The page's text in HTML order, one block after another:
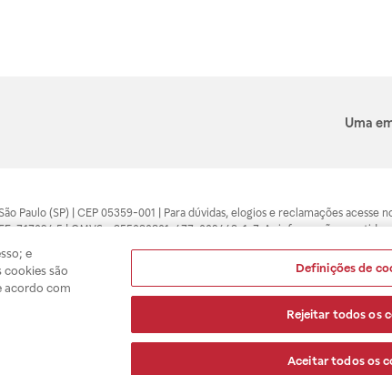
Uma
Paulo (SP) | CEP 05359-001 | Para dúvidas, elogios e reclamações acesse
7.17094.5 | CMVS - 355030801-477-002443-1-7. As informações
o médico está apto a diagnosticar qualquer problema de saúde e
para compras feitas pela internet. Maiores esclarecimentos,
tranquilidade. A privacidade e a segurança dos clientes são
e
são
acordo com
Definições de
Rejeitar todos os
Aceitar todos os